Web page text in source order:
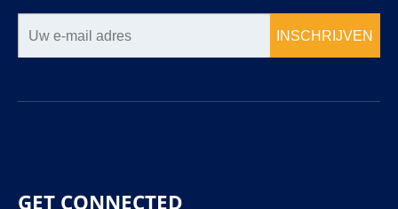
INSCHRIJVEN
GET CONNECTED